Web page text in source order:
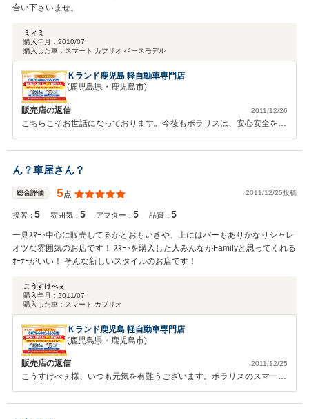
合い下さいませ。
ミィミ
購入年月： 2010/07
購入した車： スマート カブリオ ベースモデル
Ｋランド鹿児島 軽自動車専門店
(鹿児島県・鹿児島市)
販売店の返信 2011/12/26
こちらこそお世話になっております。今後もポラリスは、安心安全を求
ん？車屋さん？
総合評価 5点 2011/12/25投稿
接客：5 雰囲気：5 アフター：5 品質：5
一見ｽﾏｰﾄ中心に販売してるかとおもいきや、上にはバーもありかなりシャレ
オツな雰囲気のお店です！ ｽﾏｰﾄを購入した人みんながFamilyと思ってくれる
ｵｰﾅｰがいい！ そんな新しいスタイルのお店です！
こうすけべぇ
購入年月： 2011/07
購入した車： スマート カブリオ
Ｋランド鹿児島 軽自動車専門店
(鹿児島県・鹿児島市)
販売店の返信 2011/12/25
こうすけべぇ様、いつも元気を有難うございます。ポラリスのスマート
ファミリーは世界一です！皆様、愛情をもって接して下さいます。そん
なお客様が大好きです！！つなぐ、あつまる、生まれるで世界に羽ばた